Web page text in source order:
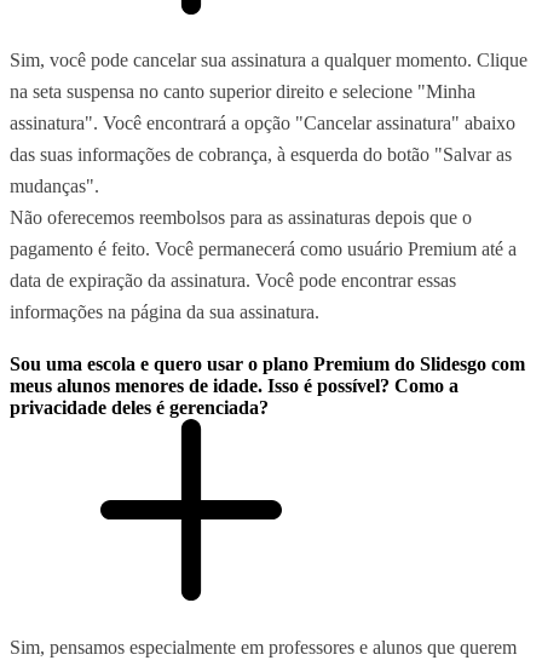
Sim, você pode cancelar sua assinatura a qualquer momento. Clique
na seta suspensa no canto superior direito e selecione "Minha
assinatura". Você encontrará a opção "Cancelar assinatura" abaixo
das suas informações de cobrança, à esquerda do botão "Salvar as
mudanças".
Não oferecemos reembolsos para as assinaturas depois que o
pagamento é feito. Você permanecerá como usuário Premium até a
data de expiração da assinatura. Você pode encontrar essas
informações na página da sua assinatura.
Sou uma escola e quero usar o plano Premium do Slidesgo com
meus alunos menores de idade. Isso é possível? Como a
privacidade deles é gerenciada?
Sim, pensamos especialmente em professores e alunos que querem